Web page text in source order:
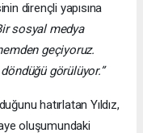
dirençli yapısına
sosyal medya
geçiyoruz.
görülüyor.”
hatırlatan Yıldız,
oluşumundaki